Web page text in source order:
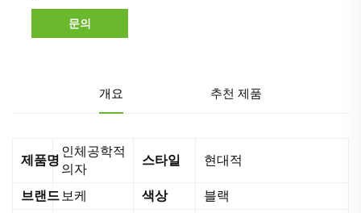
문의
개요 추천 제품
제품명
인체공학적
의자
스타일 현대적
브랜드보케 색상 블랙